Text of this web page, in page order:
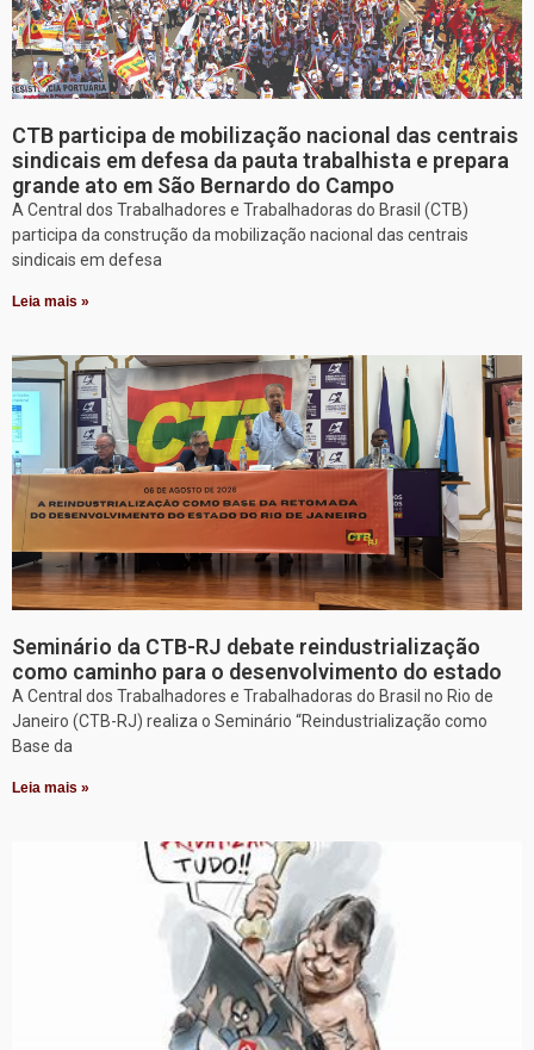
CTB participa de mobilização nacional das centrais
sindicais em defesa da pauta trabalhista e prepara
grande ato em São Bernardo do Campo
A Central dos Trabalhadores e Trabalhadoras do Brasil (CTB)
participa da construção da mobilização nacional das centrais
sindicais em defesa
Leia mais »
Seminário da CTB-RJ debate reindustrialização
como caminho para o desenvolvimento do estado
A Central dos Trabalhadores e Trabalhadoras do Brasil no Rio de
Janeiro (CTB-RJ) realiza o Seminário “Reindustrialização como
Base da
Leia mais »